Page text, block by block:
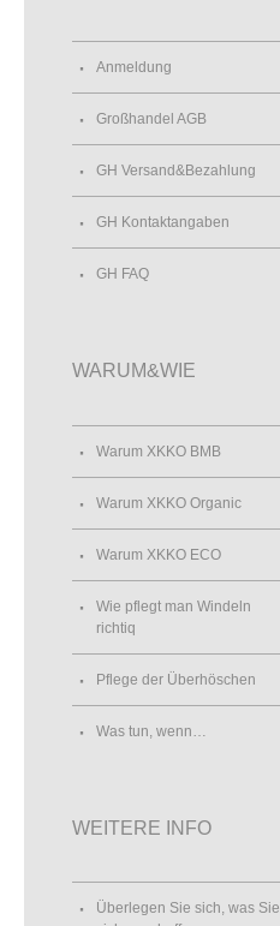
Anmeldung
Großhandel AGB
GH Versand&Bezahlung
GH Kontaktangaben
GH FAQ
WARUM&WIE
Warum XKKO BMB
Warum XKKO Organic
Warum XKKO ECO
Wie pflegt man Windeln
richtiq
Pflege der Überhöschen
Was tun, wenn…
WEITERE INFO
Überlegen Sie sich, was Sie